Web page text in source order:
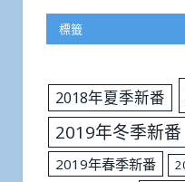
標籤
2018年夏季新番
2019年冬季新番
2019年春季新番